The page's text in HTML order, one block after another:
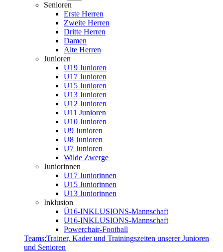
Senioren
Erste Herren
Zweite Herren
Dritte Herren
Damen
Alte Herren
Junioren
U19 Junioren
U17 Junioren
U15 Junioren
U13 Junioren
U12 Junioren
U11 Junioren
U10 Junioren
U9 Junioren
U8 Junioren
U7 Junioren
Wilde Zwerge
Juniorinnen
U17 Juniorinnen
U15 Juniorinnen
U13 Juniorinnen
Inklusion
Ü16-INKLUSIONS-Mannschaft
U16-INKLUSIONS-Mannschaft
Powerchair-Football
Teams:Trainer, Kader und Trainingszeiten unserer Junioren
und Senioren